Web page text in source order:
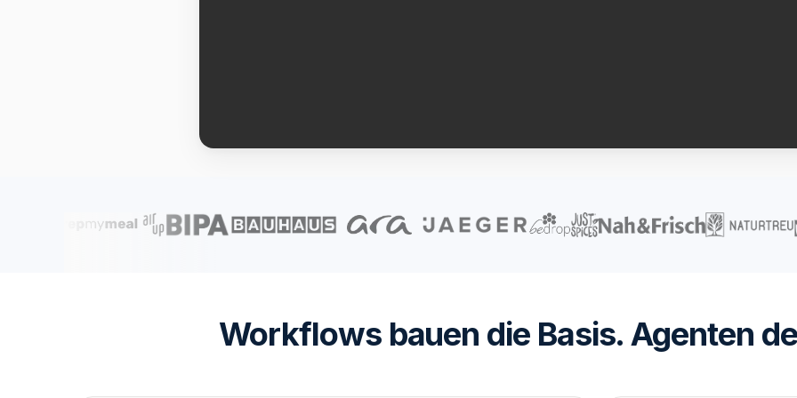
Workflows bauen die Basis. Agenten